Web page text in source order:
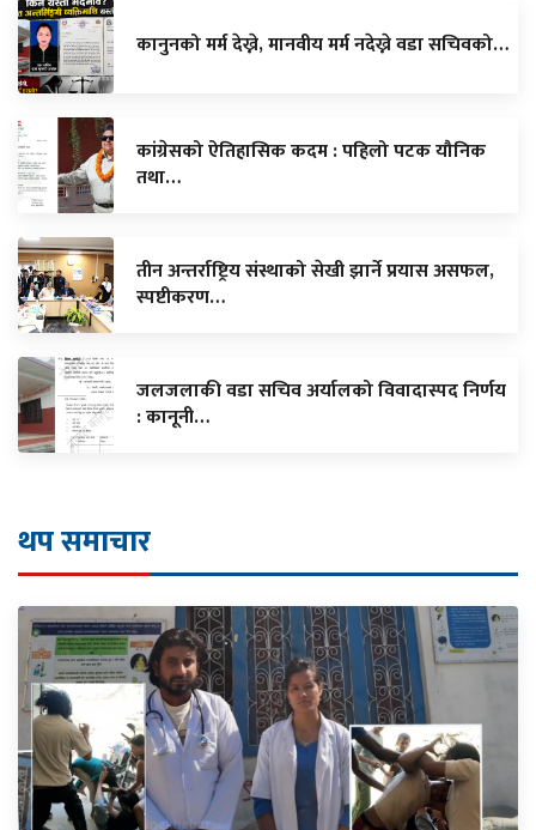
कानुनको मर्म देख्ने, मानवीय मर्म नदेख्ने वडा सचिवको…
कांग्रेसको ऐतिहासिक कदम : पहिलो पटक यौनिक
तथा…
तीन अन्तर्राष्ट्रिय संस्थाको सेखी झार्ने प्रयास असफल,
स्पष्टीकरण…
जलजलाकी वडा सचिव अर्यालको विवादास्पद निर्णय
: कानूनी…
थप समाचार